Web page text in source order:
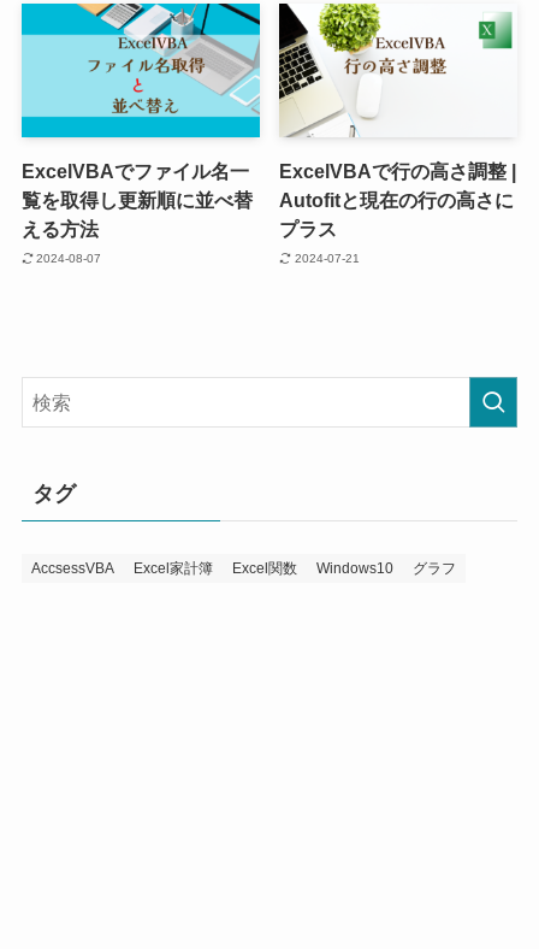
ExcelVBAでファイル名一
覧を取得し更新順に並べ替
える方法
2024-08-07
ExcelVBAで行の高さ調整 |
Autofitと現在の行の高さに
プラス
2024-07-21
タグ
AccsessVBA Excel家計簿 Excel関数 Windows10 グラフ